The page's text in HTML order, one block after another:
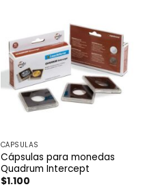
CÁPSULAS
Cápsulas para monedas
Quadrum Intercept
$1.100